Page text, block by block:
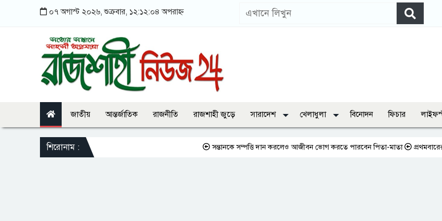
০৭ অগাস্ট ২০২৬, শুক্রবার, ১২:১২:০৪ অপরাহ্ন
জাতীয় আন্তর্জাতিক রাজনীতি রাজশাহী জুড়ে সারাদেশ খেলাধুলা বিনোদন ফিচার
শিরোনাম : সন্তানকে সম্পত্তি দান করলেও আজীবন ভোগ করতে পারবেন পিতা-মাতা প্রথমবারের মতো